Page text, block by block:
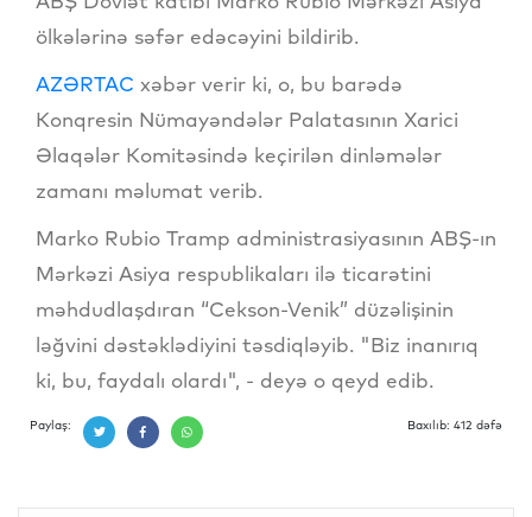
ölkələrinə səfər edəcəyini bildirib.
AZƏRTAC xəbər verir ki, o, bu barədə
Konqresin Nümayəndələr Palatasının Xarici
Əlaqələr Komitəsində keçirilən dinləmələr
zamanı məlumat verib.
Marko Rubio Tramp administrasiyasının ABŞ-ın
Mərkəzi Asiya respublikaları ilə ticarətini
məhdudlaşdıran “Cekson-Venik” düzəlişinin
ləğvini dəstəklədiyini təsdiqləyib. "Biz inanırıq
ki, bu, faydalı olardı", - deyə o qeyd edib.
Paylaş: Baxılıb: 412 dəfə